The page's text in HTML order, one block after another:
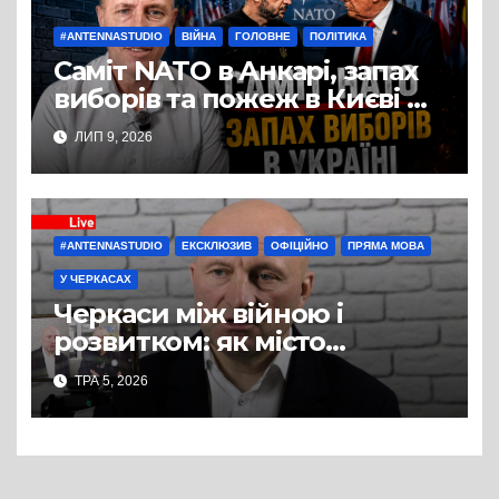
#ANTENNASTUDIO ВІЙНА ГОЛОВНЕ ПОЛІТИКА
Саміт NATO в Анкарі, запах
виборів та пожеж в Києві —
студія Антени, політичний
експерт Руслан Бізяєв
ЛИП 9, 2026
#ANTENNASTUDIO ЕКСКЛЮЗИВ ОФІЦІЙНО ПРЯМА МОВА
У ЧЕРКАСАХ
Черкаси між війною і
розвитком: як місто
готується до зими, вирішує
кадрову кризу і планує
майбутнє
ТРА 5, 2026